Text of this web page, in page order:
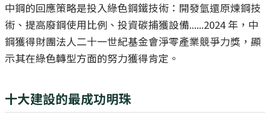
中鋼的回應策略是投入綠色鋼鐵技術：開發氫還原煉鋼技
術、提高廢鋼使用比例、投資碳捕獲設備......2024 年，中
鋼獲得財團法人二十一世紀基金會淨零產業競爭力獎，顯
示其在綠色轉型方面的努力獲得肯定。
十大建設的最成功明珠